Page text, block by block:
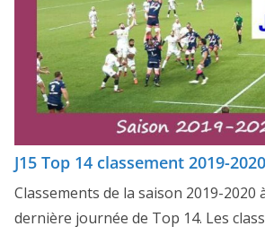
J15 Top 14 classement 2019-2020
Classements de la saison 2019-2020
dernière journée de Top 14. Les